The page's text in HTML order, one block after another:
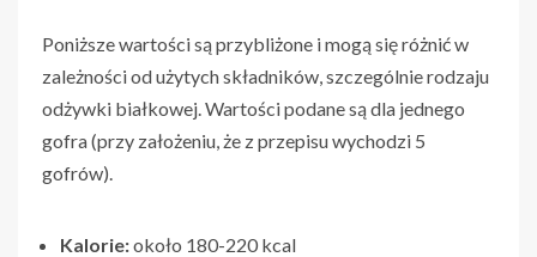
Poniższe wartości są przybliżone i mogą się różnić w
zależności od użytych składników, szczególnie rodzaju
odżywki białkowej. Wartości podane są dla jednego
gofra (przy założeniu, że z przepisu wychodzi 5
gofrów).
Kalorie:około 180-220 kcal